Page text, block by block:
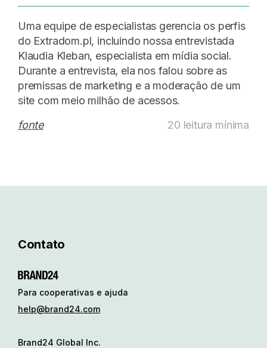
Uma equipe de especialistas gerencia os perfis
do Extradom.pl, incluindo nossa entrevistada
Klaudia Kleban, especialista em mídia social.
Durante a entrevista, ela nos falou sobre as
premissas de marketing e a moderação de um
site com meio milhão de acessos.
fonte
20 leitura mínima
Contato
Para cooperativas e ajuda
help@brand24.com
Brand24 Global Inc.